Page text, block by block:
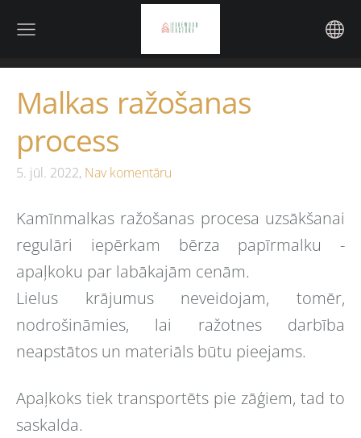
Malkas ražošanas
process
5. jūl. 2022, Nav komentāru
Kamīnmalkas ražošanas procesa uzsākšanai
regulāri iepērkam bērza papīrmalku -
apaļkoku par labākajām cenām.
Lielus krājumus neveidojam, tomēr,
nodrošināmies, lai ražotnes darbība
neapstātos un materiāls būtu pieejams.
Apaļkoks tiek transportēts pie zāģiem, tad to
saskalda.